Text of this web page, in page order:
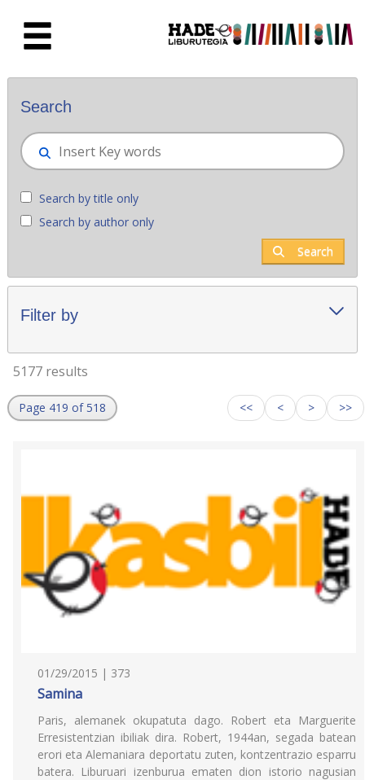
New books - Liburutegia
Search
Search by title only
Search by author only
Search
Filter by
5177 results
Page 419 of 518 << < > >>
01/29/2015 | 373
Samina
Paris, alemanek okupatuta dago. Robert eta Marguerite
Erresistentzian ibiliak dira. Robert, 1944an, segada batean
erori eta Alemaniara deportatu zuten, kontzentrazio esparru
batera. Liburuari izenburua ematen dion istorio nagusian